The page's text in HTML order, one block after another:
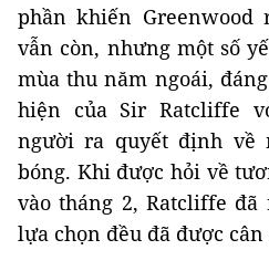
phần khiến
vẫn còn, nhưng một số
mùa thu năm ngoái,
hiện của Sir Ratcliffe
người ra quyết định về
bóng. Khi được hỏi về
vào tháng 2, Ratcliffe
lựa chọn đều đã được cân